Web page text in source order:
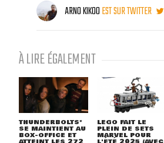
ARNO KIKOOEST SUR TWITTER
À LIRE ÉGALEMENT
THUNDERBOLTS*
SE MAINTIENT AU
BOX-OFFICE ET
LEGO FAIT LE
PLEIN DE SETS
MARVEL POUR